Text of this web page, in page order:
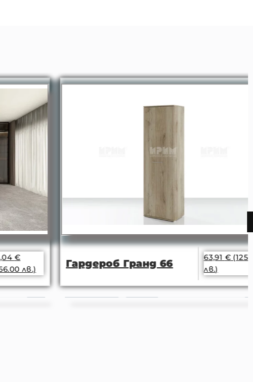
Гардероб Гранд 66
€ (125.00